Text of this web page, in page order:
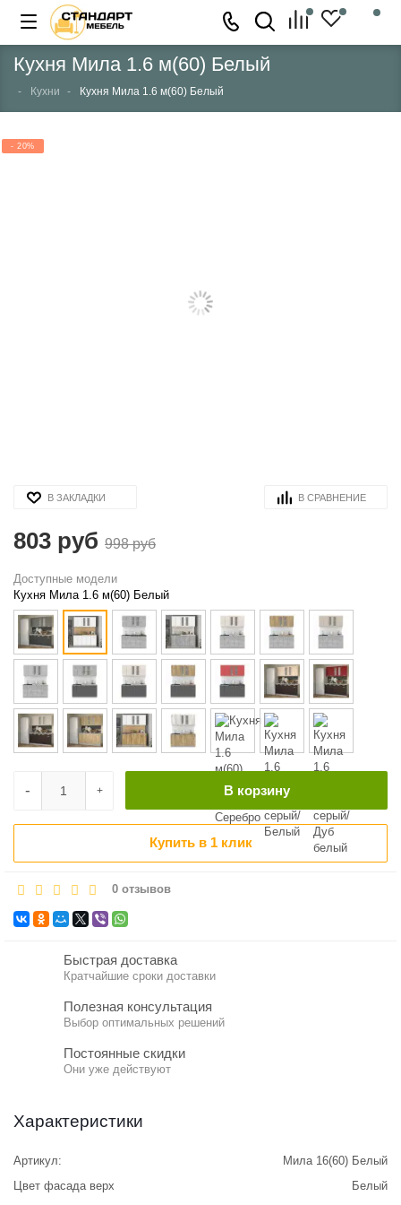
Кухня Мила 1.6 м(60) Белый
Кухни Кухня Мила 1.6 м(60) Белый
- 20%
В ЗАКЛАДКИ В СРАВНЕНИЕ
803 руб 998 руб
Доступные модели
Кухня Мила 1.6 м(60) Белый
+
- В корзину
Купить в 1 клик
0 отзывов
Быстрая доставка
Кратчайшие сроки доставки
Полезная консультация
Выбор оптимальных решений
Постоянные скидки
Они уже действуют
Характеристики
Артикул:
Мила 16(60) Белый
Цвет фасада верх
Белый